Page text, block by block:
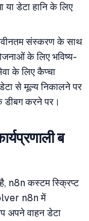
या डेटा हानि के लिए
संस्करण के साथ
के लिए भविष्य-
के लिए कैप्चा
से मूल्य निकालने पर
डीबग करने पर।
ब
n8n कस्टम स्क्रिप्ट
n8n में
अपने वाहन डेटा